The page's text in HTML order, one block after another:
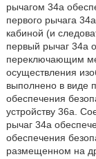
рычагом 34a
первого рычага
кабиной (и
первый рычаг 34a
переключающим
осуществления
выполнено в виде
обеспечения
устройству 36a.
рычаг 34a
обеспечения
размещенном на